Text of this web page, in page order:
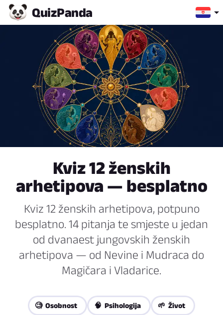
QuizPanda
Kviz 12 ženskih
arhetipova — besplatno
Kviz 12 ženskih arhetipova, potpuno
besplatno. 14 pitanja te smjeste u jedan
od dvanaest jungovskih ženskih
arhetipova — od Nevine i Mudraca do
Magičara i Vladarice.
🧐 Osobnost 🧠 Psihologija 🌱 Život